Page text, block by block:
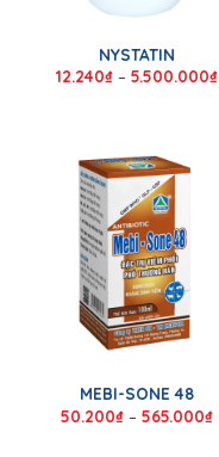
NYSTATIN
12.240₫– 5.500.000₫
MEBI-SONE 48
50.200₫– 565.000₫